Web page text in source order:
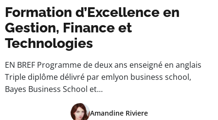
Formation d’Excellence en
Gestion, Finance et
Technologies
EN BREF Programme de deux ans enseigné en anglais
Triple diplôme délivré par emlyon business school,
Bayes Business School et…
Amandine Riviere